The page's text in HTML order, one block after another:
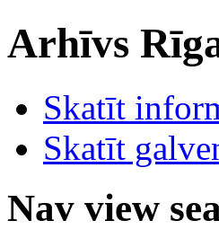
Arhīvs
Skatīt
Skatīt
Nav view